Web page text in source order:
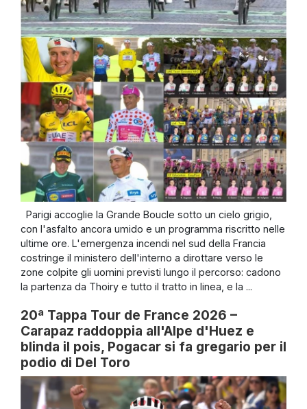
Parigi accoglie la Grande Boucle sotto un cielo grigio,
con l'asfalto ancora umido e un programma riscritto nelle
ultime ore. L'emergenza incendi nel sud della Francia
costringe il ministero dell'interno a dirottare verso le
zone colpite gli uomini previsti lungo il percorso: cadono
la partenza da Thoiry e tutto il tratto in linea, e la ...
20ª Tappa Tour de France 2026 –
Carapaz raddoppia all'Alpe d'Huez e
blinda il pois, Pogacar si fa gregario per il
podio di Del Toro